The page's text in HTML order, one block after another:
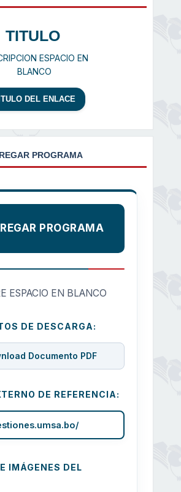
TITULO
ESPACIO EN
BLANCO
DEL ENLACE
PROGRAMA
PROGRAMA
ESPACIO EN BLANCO
DE DESCARGA:
Documento PDF
DE REFERENCIA:
IMÁGENES DEL